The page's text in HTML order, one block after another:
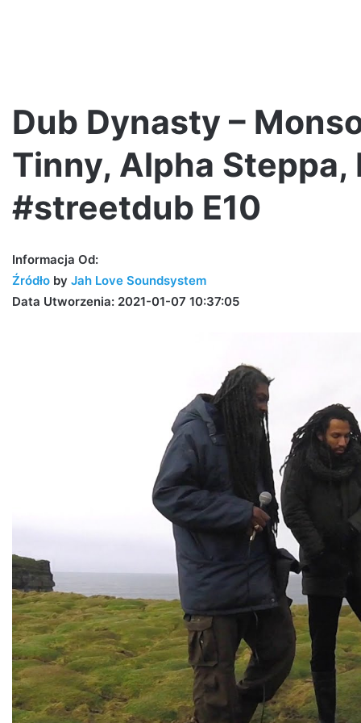
Dub Dynasty –
Tinny, Alpha
#streetdub E10
Informacja Od:
Źródło by Jah Love Soundsystem
Data Utworzenia: 2021-01-07 10:37:05
#30
karcie
na
7 dni ago